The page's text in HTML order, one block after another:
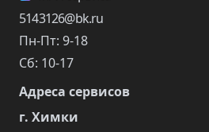
5143126@bk.ru
Пн-Пт: 9-18
Сб: 10-17
Адреса сервисов
г. Химки